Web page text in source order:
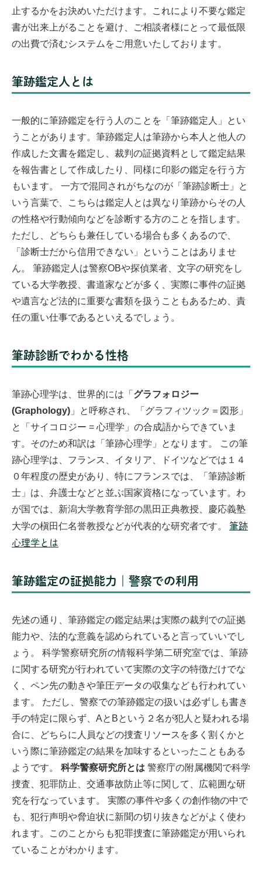
止するかをお決めいただけます。これにより不要な鑑定
書が出来上がることを避け、ご相談者様にとって最低限
の出費で済むシステムをご用意いたしております。
筆跡鑑定人とは
一般的に筆跡鑑定を行う人のことを「筆跡鑑定人」とい
うことがあります。筆跡鑑定人は筆跡から本人と他人の
作成した文書を鑑定し、裁判の証拠資料として鑑定結果
を報告書として作成したり、同様に印影の鑑定を行う方
もいます。
一方で混同されがちなのが「筆跡診断士」と
いう言葉で、こちらは鑑定人とは異なり筆跡からその人
の性格や行動傾向などを診断する方のことを指します。
ただし、どちらも兼任している場合も多くあるので、
「診断士だから信用できない」ということはありませ
ん。
筆跡鑑定人は警察OBや探偵業者、文字の研究をし
ている大学教授、書道家などが多く、実際に事件の証拠
や遺言など法的に重要な書類を扱うこともあるため、責
任の重い仕事であるといえるでしょう。
筆跡診断でわかる性格
筆跡心理学は、世界的には「 グラフォロジー
(Graphology) 」と呼称され、「グラフィツック＝図形」
と「サイコロジー = 心理学」の合成語からできていま
す。そのため和訳は「筆跡心理学」となります。
この筆
跡心理学は、フランス、イタリア、ドイツなどでは１４
０年程度の歴史があり、特にフランスでは、「筆跡診断
士」は、弁護士などと並ぶ国家資格になっています。わ
が国では、新潟大学教育学部の黒田正典教授、慶応義塾
大学の槇田仁名誉教授などが代表的な研究者です。
筆跡
心理学とは
筆跡鑑定の証拠能力｜警察での利用
先述の通り、筆跡鑑定の鑑定結果は実際の裁判での証拠
能力や、法的な意義を認められていると言っていいでし
ょう。
科学警察研究所の情報科学第二研究室では、筆跡
に関する研究が行われていて実際の文字の特徴だけでな
く、ペン先の動きや筆圧データの収集なども行われてい
ます。
ただし、警察での筆跡鑑定の扱いは必ずしも書き
手の特定に限らず、AとBという２名が犯人と疑われる場
合に、どちらに人員などの捜査リソースを多く割くかと
いう際に筆跡鑑定の結果を加味するといったこともある
ようです。 科学警察研究所とは 警察庁の附属機関で科学
捜査、犯罪防止、交通事故防止等に関して、広範囲な研
究を行なっています。
実際の事件や多くの創作物の中で
も、犯行声明や脅迫状に新聞の切り抜きなどがよく使わ
れます。このことからも犯罪捜査に筆跡鑑定が用いられ
ていることがわかります。